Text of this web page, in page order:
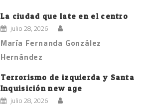
La ciudad que late en el centro
julio 28, 2026
María Fernanda González
Hernández
Terrorismo de izquierda y Santa
Inquisición new age
julio 28, 2026